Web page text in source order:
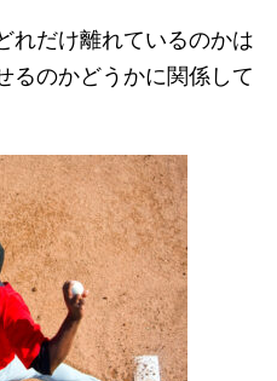
れだけ離れているのかは
るのかどうかに関係して